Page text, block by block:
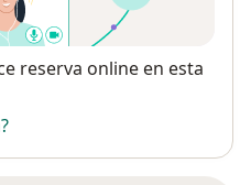
reserva online en esta